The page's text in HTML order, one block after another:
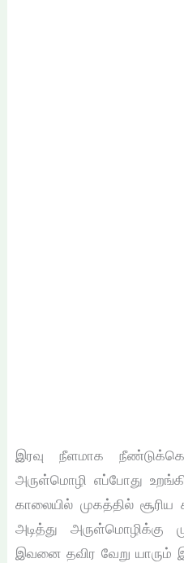
இரவு நீளமாக
அருள்மொழி எப்போது
காலையில் முகத்தில்
அடித்து அருள்மொழிக்கு
இவனை தவிர வேறு யாரும்